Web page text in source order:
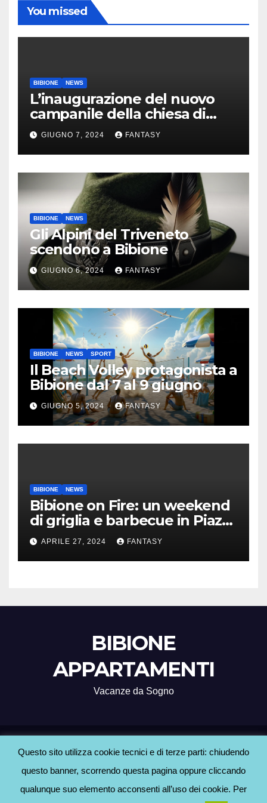
You missed
BIBIONE NEWS
L’inaugurazione del nuovo
campanile della chiesa di
Santa Maria Assunta di
Bibione
GIUGNO 7, 2024 FANTASY
BIBIONE NEWS
Gli Alpini del Triveneto
scendono a Bibione
GIUGNO 6, 2024 FANTASY
BIBIONE NEWS SPORT
Il Beach Volley protagonista a
Bibione dal 7 al 9 giugno
GIUGNO 5, 2024 FANTASY
BIBIONE NEWS
Bibione on Fire: un weekend
di griglia e barbecue in Piazza
Treviso
APRILE 27, 2024 FANTASY
BIBIONE
APPARTAMENTI
Vacanze da Sogno
Proudly powered by WordPress Tema: Newsup di Themeansar .
Home Agenzie Bibione Contatti Hotel a Bibione Informativa Cookie
Questo sito utilizza cookie tecnici e di terze parti: chiudendo
questo banner, scorrendo questa pagina oppure cliccando
qualunque suo elemento acconsenti all’uso dei cookie. Per